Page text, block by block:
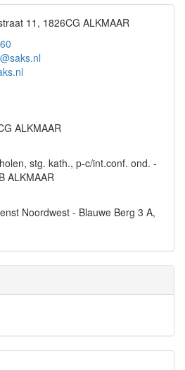
11, 1826CG ALKMAAR
ALKMAAR
stg. kath., p-c/int.conf. ond. -
ALKMAAR
Noordwest - Blauwe Berg 3 A,